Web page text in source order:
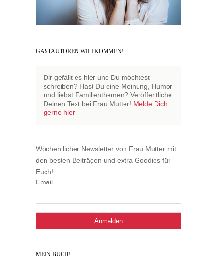
GASTAUTOREN WILLKOMMEN!
Dir gefällt es hier und Du möchtest
schreiben? Hast Du eine Meinung, Humor
und liebst Familienthemen? Veröffentliche
Deinen Text bei Frau Mutter! Melde Dich
gerne hier
Wöchentlicher Newsletter von Frau Mutter mit
den besten Beiträgen und extra Goodies für
Euch!
Email
MEIN BUCH!